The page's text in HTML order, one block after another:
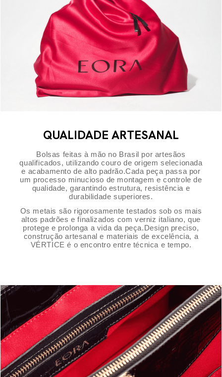
QUALIDADE ARTESANAL
Bolsas feitas à mão no Brasil por artesãos
qualificados, utilizando couro de origem selecionada
e acabamento de alto padrão.Cada peça passa por
um processo minucioso de montagem e controle de
qualidade, garantindo estrutura, resistência e
durabilidade superiores.
Os metais são rigorosamente testados sob os mais
altos padrões e finalizados com verniz italiano, que
protege e prolonga a vida da peça.Design preciso,
construção artesanal e materiais de excelência, a
VÉRTICE é o encontro entre técnica e tempo.